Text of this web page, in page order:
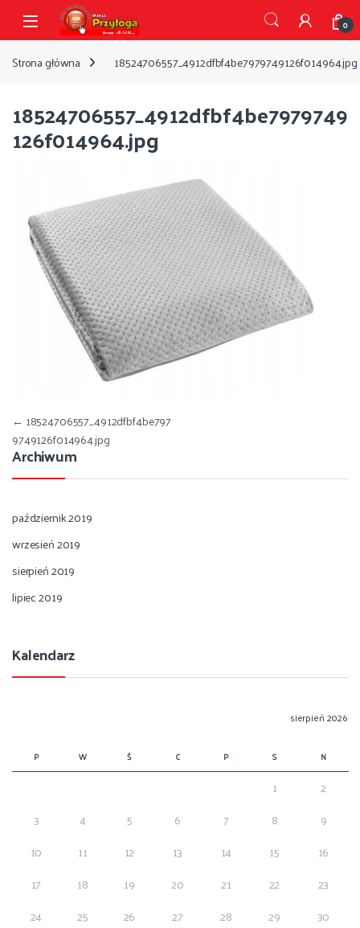
Przejdź do nawigacji
Przejdź do treści
Open 0
Strona główna 18524706557_4912dfbf4be7979749126f014964.jpg
18524706557_4912dfbf4be7979749
126f014964.jpg
Nawigacja wpisu
← 18524706557_4912dfbf4be797
9749126f014964.jpg
Archiwum
październik 2019
wrzesień 2019
sierpień 2019
lipiec 2019
Kalendarz
sierpień 2026
P W Ś C P S N
1
2
3
4 5 6 7 8
9
10
11 12 13 14 15
16
17
18 19 20 21 22
23
24
25 26 27 28 29
30